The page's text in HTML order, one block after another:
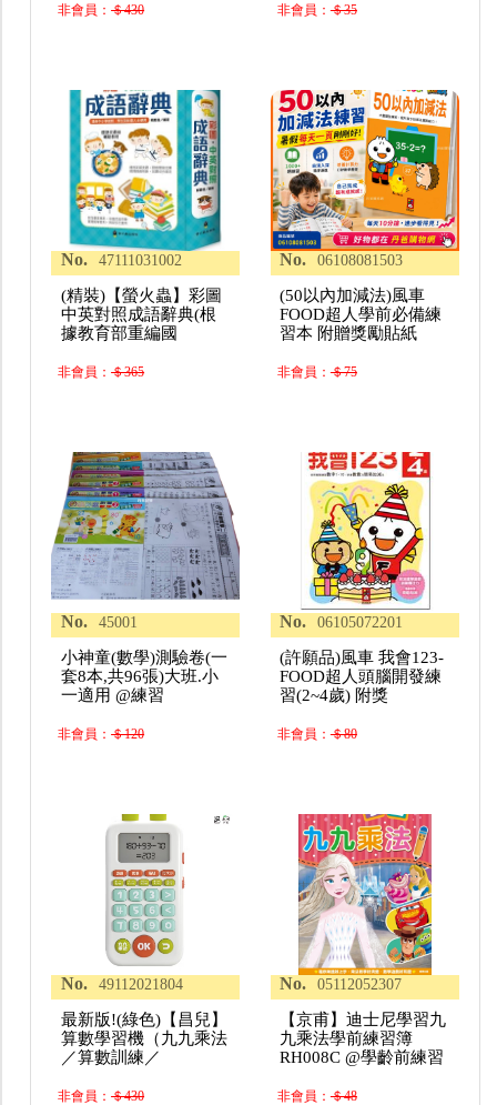
非會員：＄430 非會員：＄35
No. 47111031002
(精裝)【螢火蟲】彩圖
中英對照成語辭典(根
據教育部重編國
非會員：＄365
No. 06108081503
(50以內加減法)風車
FOOD超人學前必備練
習本 附贈獎勵貼紙
非會員：＄75
No. 45001
小神童(數學)測驗卷(一
套8本,共96張)大班.小
一適用 @練習
非會員：＄120
No. 06105072201
(許願品)風車 我會123-
FOOD超人頭腦開發練
習(2~4歲) 附獎
非會員：＄80
No. 49112021804
最新版!(綠色)【昌兒】
算數學習機（九九乘法
／算數訓練／
非會員：＄430
No. 05112052307
【京甫】迪士尼學習九
九乘法學前練習簿
RH008C @學齡前練習
非會員：＄48